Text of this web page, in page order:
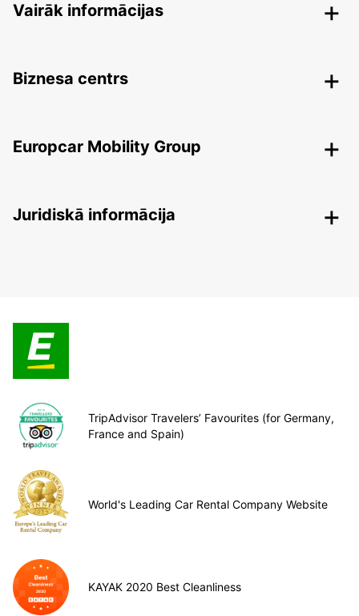
Vairāk informācijas
Biznesa centrs
Europcar Mobility Group
Juridiskā informācija
TripAdvisor Travelers’ Favourites (for Germany,
France and Spain)
World's Leading Car Rental Company Website
KAYAK 2020 Best Cleanliness